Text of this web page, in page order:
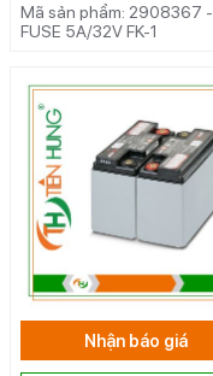
Mã sản phẩm: 2908367 -
FUSE 5A/32V FK-1
Nhận báo giá